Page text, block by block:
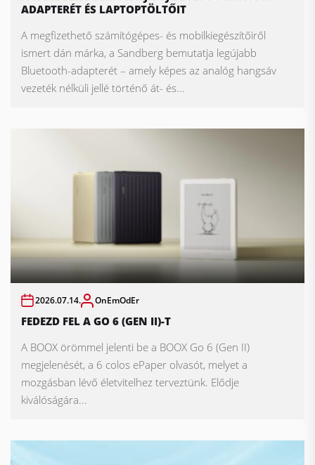
ADAPTERÉT ÉS LAPTOPTÖLTŐIT
A megfizethető számítógépes- és mobilkiegészítőiről
ismert dán márka, a Sandberg bemutatja legújabb
Bluetooth-adapterét – amely képes az analóg hangsáv
vezeték nélküli jellé történő át- és...
2026.07.14. OnEmOdEr
FEDEZD FEL A GO 6 (GEN II)-T
A BOOX örömmel jelenti be a BOOX Go 6 (Gen II)
megjelenését, a 6 colos ePaper olvasót, melyet a
mozgásban lévő életvitelhez terveztünk. Elődje
kiválóságára...